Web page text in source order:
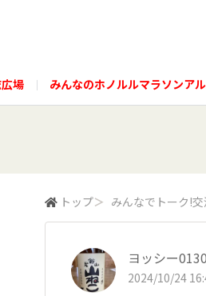
場 みんなのホノルルマラソンア
トップ＞ みんなでトーク!
ヨッシー0130
2024/10/24